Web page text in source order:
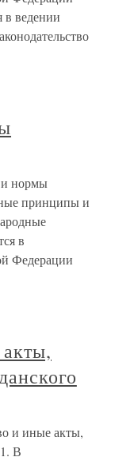
в ведении
и нормы
принципы и
в
Федерации
и иные акты,
В